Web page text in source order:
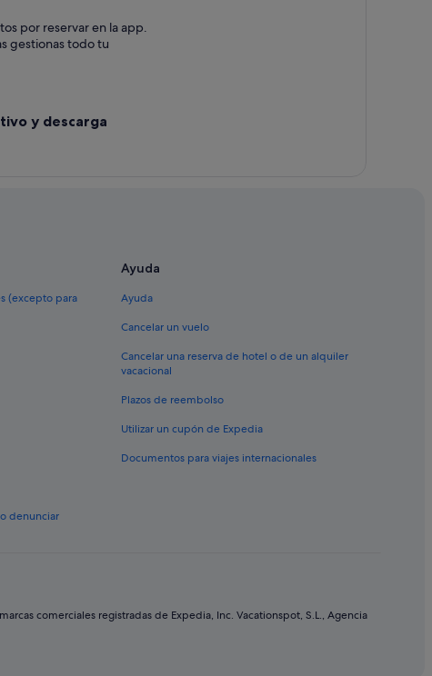
por reservar en la app.
gestionas todo tu
y descarga
(excepto para
denunciar
Ayuda
Ayuda
Cancelar un vuelo
Cancelar una reserva de hotel o de un alquiler
vacacional
Plazos de reembolso
Utilizar un cupón de Expedia
Documentos para viajes internacionales
comerciales registradas de Expedia, Inc. Vacationspot, S.L., Agencia